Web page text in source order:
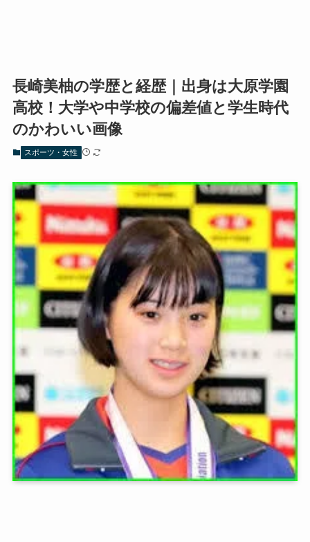
長崎美柚の学歴と経歴｜出身は大原学園
高校！大学や中学校の偏差値と学生時代
のかわいい画像
スポーツ・女性